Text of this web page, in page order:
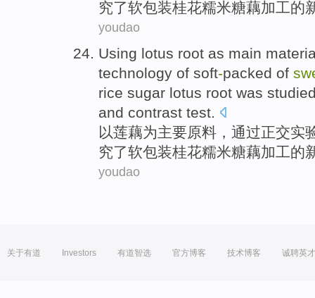
究了软包装桂花糯米糖藕加工的
youdao
Using lotus root as main
technology of soft-packed of
rice sugar lotus root was
and contrast test.
以莲藕为主要原料 ， 通过正交实
究了软包装桂花糯米糖藕加工的
youdao
关于有道 Investors 有道智选 官方博客 技术博客 诚聘英才